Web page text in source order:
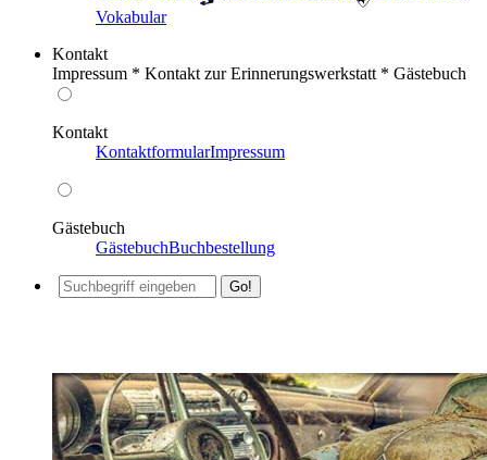
Vokabular
Kontakt
Impressum * Kontakt zur Erinnerungswerkstatt * Gästebuch
Kontakt
KontaktformularImpressum
Gästebuch
GästebuchBuchbestellung